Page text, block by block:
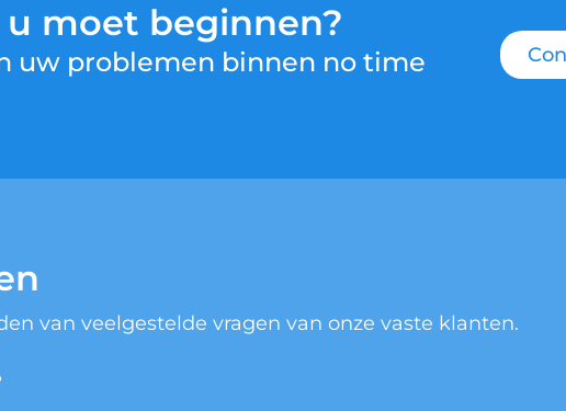
moet beginnen?
uw problemen binnen no time
van veelgestelde vragen van onze vaste klanten.